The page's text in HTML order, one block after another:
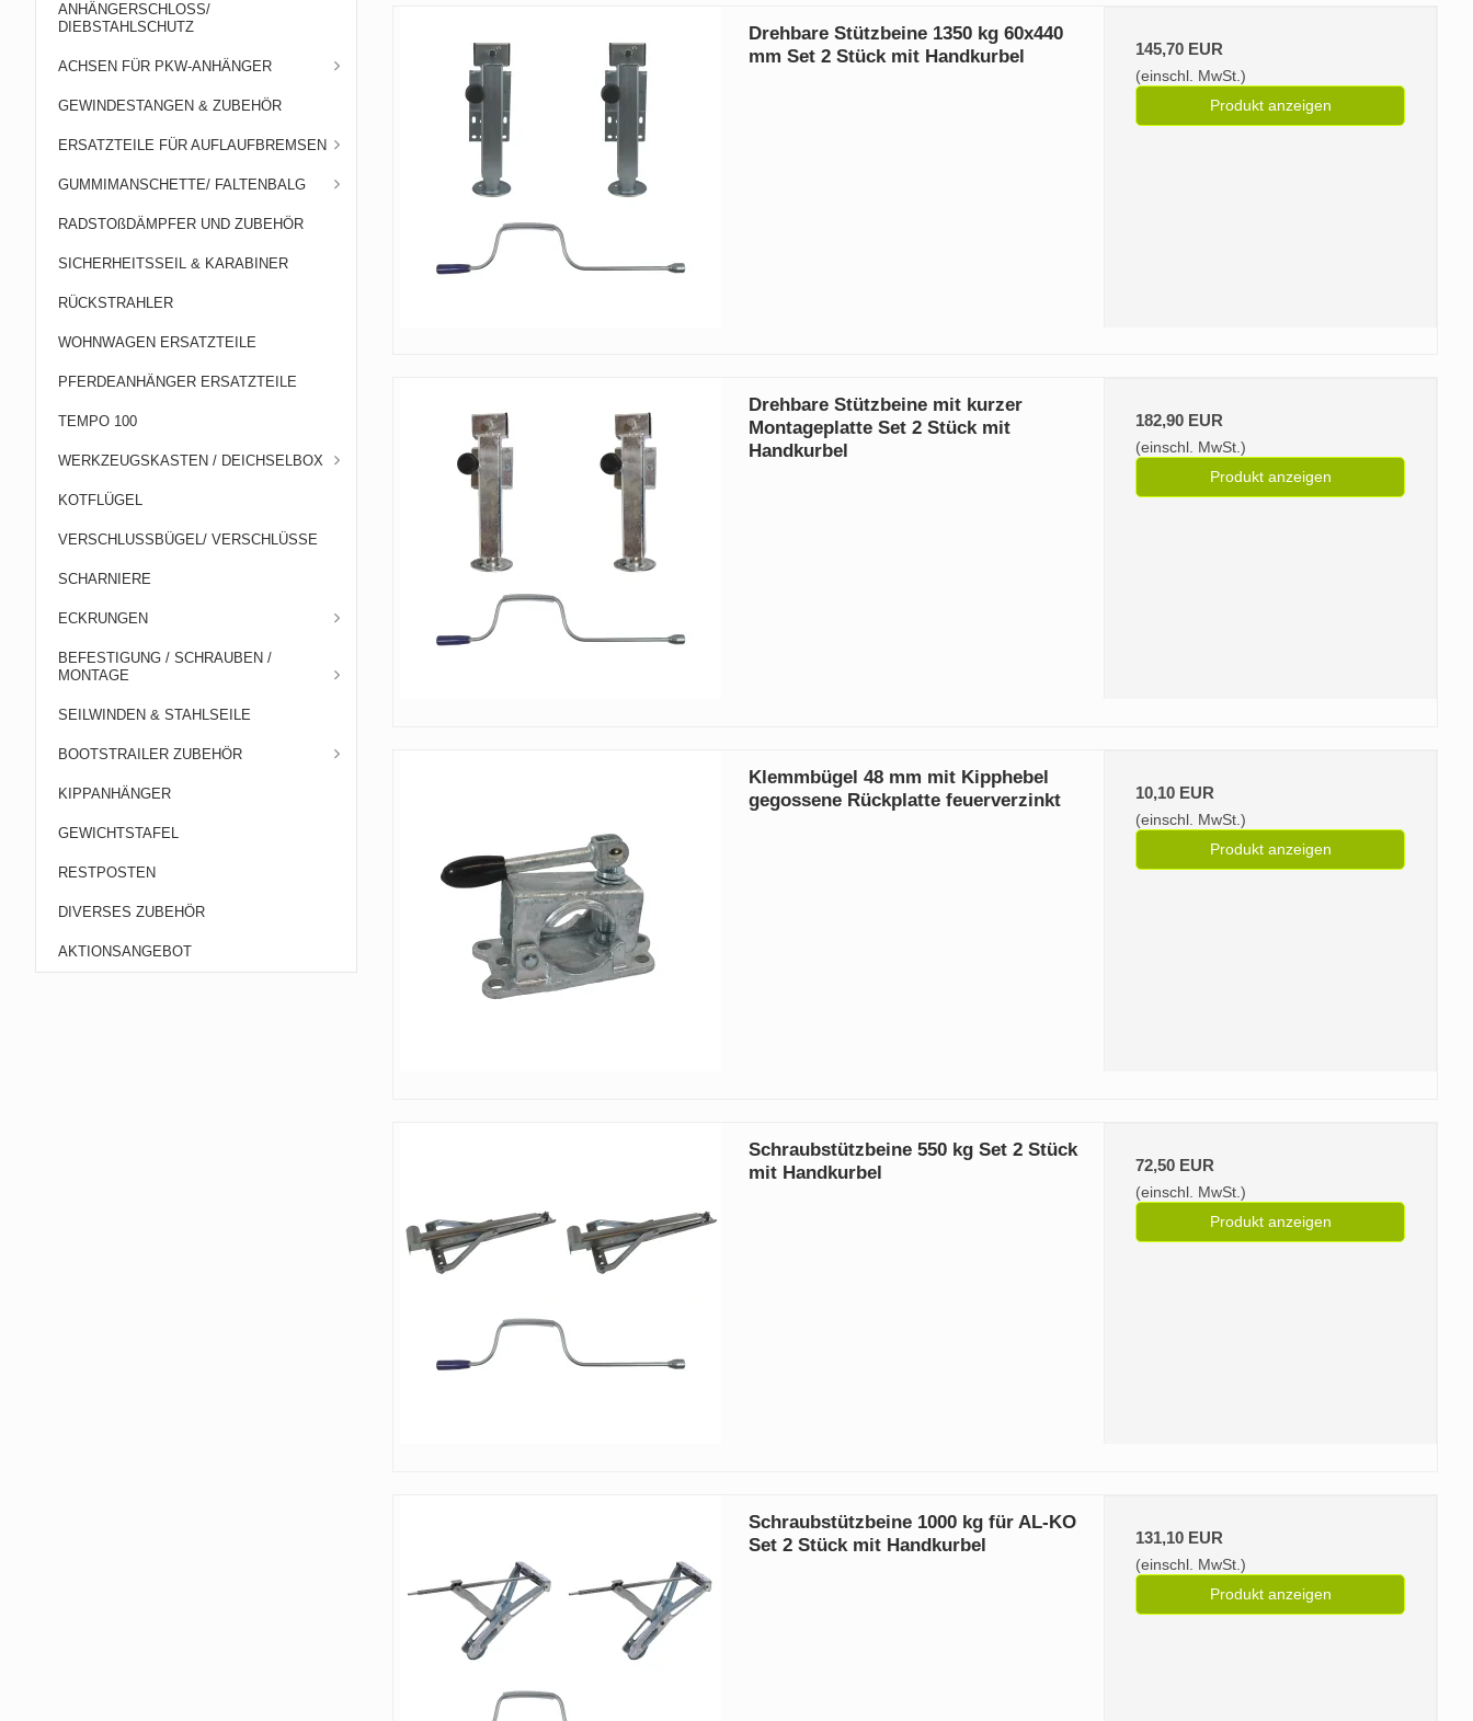
ANHÄNGERSCHLOSS/
DIEBSTAHLSCHUTZ
ACHSEN FÜR PKW-ANHÄNGER
GEWINDESTANGEN & ZUBEHÖR
ERSATZTEILE FÜR AUFLAUFBREMSEN
GUMMIMANSCHETTE/ FALTENBALG
RADSTOßDÄMPFER UND ZUBEHÖR
SICHERHEITSSEIL & KARABINER
RÜCKSTRAHLER
WOHNWAGEN ERSATZTEILE
PFERDEANHÄNGER ERSATZTEILE
TEMPO 100
WERKZEUGSKASTEN / DEICHSELBOX
KOTFLÜGEL
VERSCHLUSSBÜGEL/ VERSCHLÜSSE
SCHARNIERE
ECKRUNGEN
BEFESTIGUNG / SCHRAUBEN /
MONTAGE
SEILWINDEN & STAHLSEILE
BOOTSTRAILER ZUBEHÖR
KIPPANHÄNGER
GEWICHTSTAFEL
RESTPOSTEN
DIVERSES ZUBEHÖR
AKTIONSANGEBOT
Drehbare Stützbeine 1350 kg 60x440
mm Set 2 Stück mit Handkurbel
145,70 EUR
(einschl. MwSt.)
Produkt anzeigen
Drehbare Stützbeine mit kurzer
Montageplatte Set 2 Stück mit
Handkurbel
182,90 EUR
(einschl. MwSt.)
Produkt anzeigen
Klemmbügel 48 mm mit Kipphebel
gegossene Rückplatte feuerverzinkt
10,10 EUR
(einschl. MwSt.)
Produkt anzeigen
Schraubstützbeine 550 kg Set 2 Stück
mit Handkurbel
72,50 EUR
(einschl. MwSt.)
Produkt anzeigen
Schraubstützbeine 1000 kg für AL-KO
Set 2 Stück mit Handkurbel
131,10 EUR
(einschl. MwSt.)
Produkt anzeigen